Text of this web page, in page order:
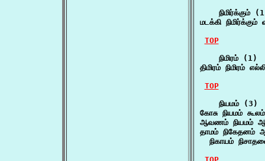
நிமிர்க்கும்
மடக்கி
TOP
    நிமிரம் (1)
திமிரம் நிமிரம்
TOP
    நியமம் (3)
கோசு நியமம்
ஆவணம் நியமம்
தாமம் நிகேதனம்
நிகாயம்